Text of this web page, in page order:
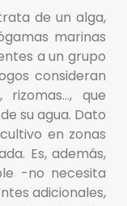
de un alga,
marinas
a un grupo
consideran
rizomas…, que
su agua. Dato
en zonas
Es, además,
-no necesita
adicionales,